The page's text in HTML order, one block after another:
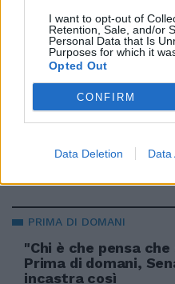
I want to opt-out of
Retention, Sale, and/or
Personal Data that Is
Purposes for which it
Opted Out
CONFIRM
Data Deletion Data
infuriare Berlinguer:
teatrino"
15/03/2024
SCONTRO SULLA RUSSIA
calare il gelo:
PRIMA DI DOMANI
"Chi è che pensa
Prima di domani,
incastra così